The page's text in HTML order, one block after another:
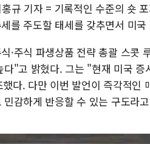
규 기자 = 기록적인 수준의 숏
를 주도할 태세를 갖추면서 미
·주식 파생상품 전략 총괄 스콧
다"고 밝혔다. 그는 "현재 미국
다. 다만 이번 발언이 즉각적인
민감하게 반응할 수 있는 구도라